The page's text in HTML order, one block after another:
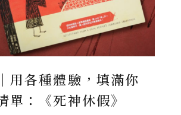
用各種體驗，填滿你
單：《死神休假》